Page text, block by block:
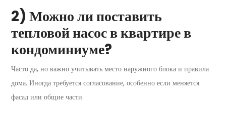
2) Можно ли поставить
тепловой насос в квартире в
кондоминиуме?
Часто да, но важно учитывать место наружного блока и правила
дома. Иногда требуется согласование, особенно если меняется
фасад или общие части.